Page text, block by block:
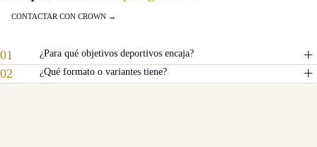
CONTACTAR CON CROWN →
01 ¿Para qué objetivos deportivos encaja?
02 ¿Qué formato o variantes tiene?